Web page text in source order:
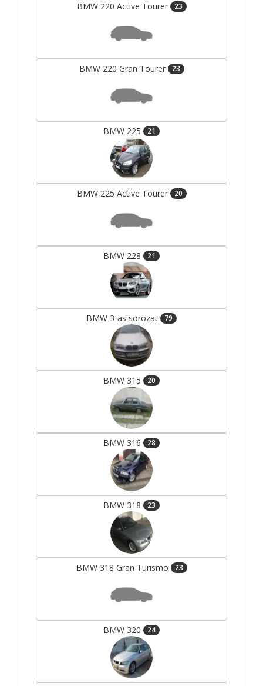
BMW 220 Active Tourer 23
BMW 220 Gran Tourer 23
BMW 225 21
BMW 225 Active Tourer 20
BMW 228 21
BMW 3-as sorozat 79
BMW 315 20
BMW 316 28
BMW 318 23
BMW 318 Gran Turismo 23
BMW 320 24